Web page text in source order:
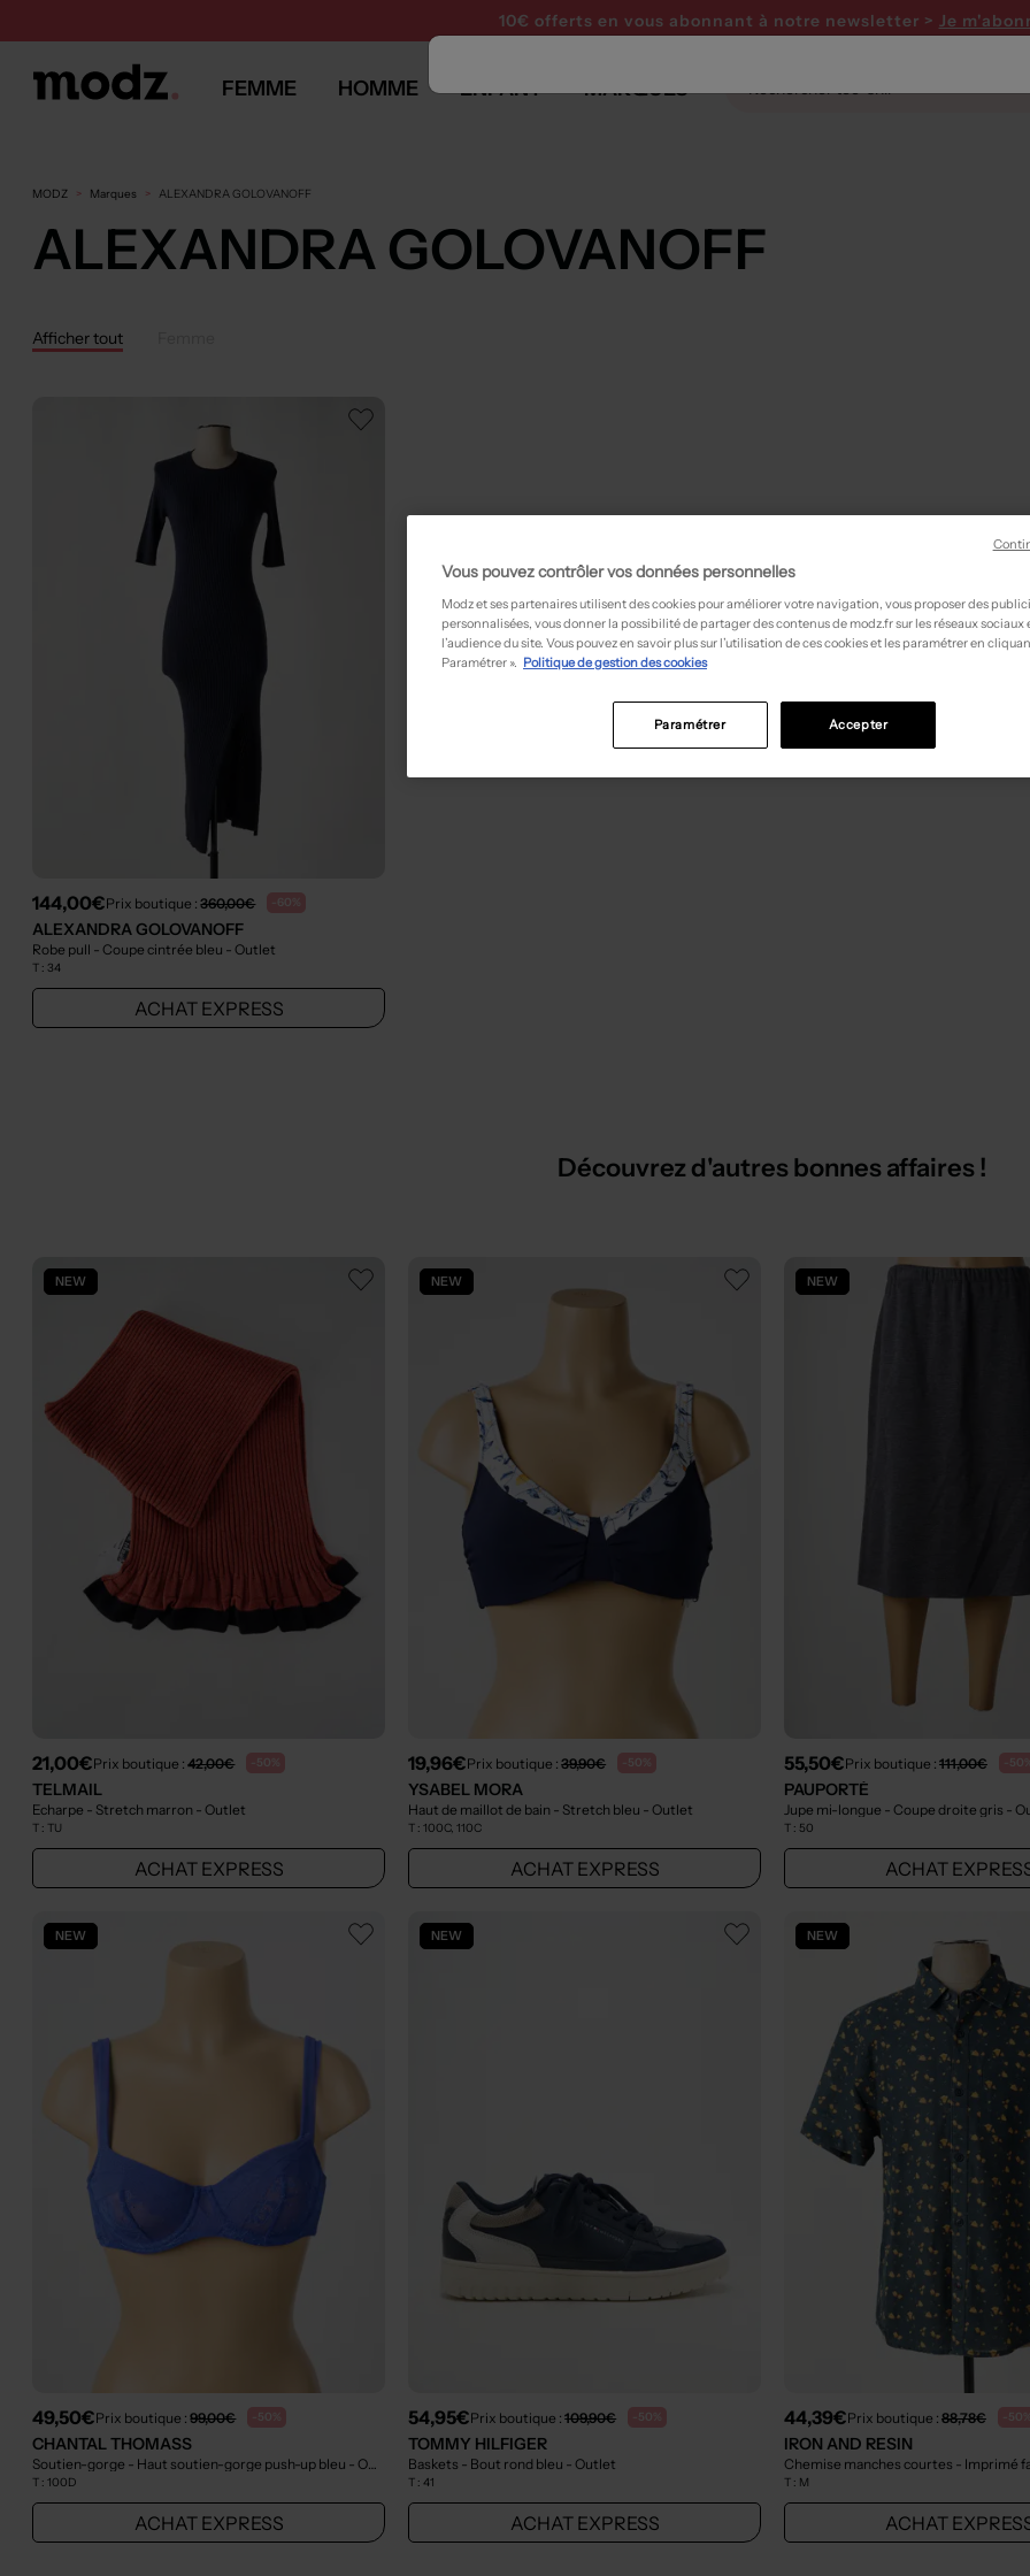
10€ offerts en vous abonnant à notre newsletter > Je
FEMME HOMME ENFANT MARQUES
MODZ Marques ALEXANDRA GOLOVANOFF
ALEXANDRA GOLOVANOFF
Afficher tout
144,00€Prix boutique :360,00€ -60%
ALEXANDRA GOLOVANOFF
Robe pull - Coupe cintrée bleu - Outlet
T :34
ACHAT EXPRESS
Découvrez d'autres bonnes affaires !
NEW
21,00€Prix boutique :42,00€ -50%
TELMAIL
Echarpe - Stretch marron - Outlet
T : TU
ACHAT EXPRESS
NEW
19,96€Prix boutique :39,90€ -50%
YSABEL MORA
Haut de maillot de bain - Stretch bleu - Outlet
T :100C, 110C
ACHAT EXPRESS
NEW
55,50€Prix boutique : 111,00€ -
PAUPORTÉ
Jupe mi-longue - Coupe droite gris -
T : 50
ACHAT
NEW
49,50€Prix boutique :99,00€ -50%
CHANTAL THOMASS
Soutien-gorge - Haut soutien-gorge push-up bleu - Outlet
T :100D
ACHAT EXPRESS
NEW
54,95€Prix boutique :109,90€ -50%
TOMMY HILFIGER
Baskets - Bout rond bleu - Outlet
T :41
ACHAT EXPRESS
NEW
44,39€Prix boutique : 88,78€ -
IRON AND RESIN
Chemise manches courtes - Imprimé
T : M
ACHAT
Vous pouvez contrôler vos données personnelles
Modz et ses partenaires utilisent des cookies pour améliorer votre navigation, vous proposer des
personnalisées, vous donner la possibilité de partager des contenus de modz.fr sur les réseaux sociaux
l’audience du site. Vous pouvez en savoir plus sur l’utilisation de ces cookies et les paramétrer en
Paramétrer ». Politique de gestion des cookies
Accepter
Paramétrer